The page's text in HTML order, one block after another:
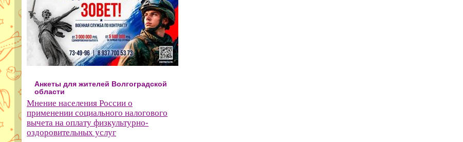
Анкеты для жителей Волгоградской
области
Мнение населения России о
применении социального налогового
вычета на оплату физкультурно-
оздоровительных услуг